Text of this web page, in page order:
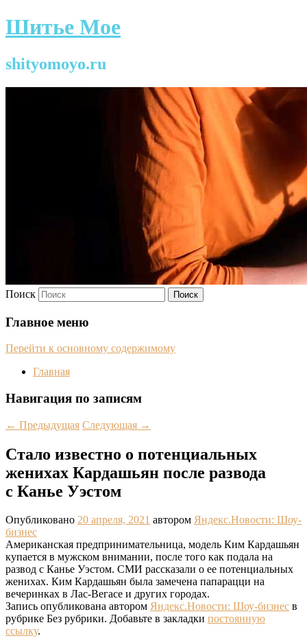
Шитье Мое
shityomoyo.ru
Поиск
Главное меню
Перейти к основному содержимому
Главная
Навигация по записям
← Предыдущая Следующая →
Стало известно о потенциальных
женихах Кардашьян после развода
с Канье Уэстом
Опубликовано 20 апреля, 2021 автором Яндекс.Новости: Шоу-
бизнес
Американская предпринимательница, модель Ким Кардашьян
купается в мужском внимании, после того как подала на
развод с Канье Уэстом. СМИ рассказали о ее потенциальных
женихах. Ким Кардашьян была замечена папарацци на
вечеринках в Лас-Вегасе и других городах.
Запись опубликована автором Яндекс.Новости: Шоу-бизнес в
рубрике Без рубрики. Добавьте в закладки постоянную
ссылку.